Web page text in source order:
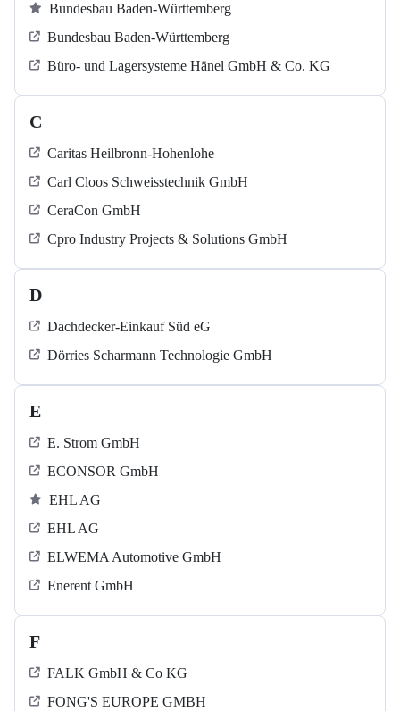
Bundesbau Baden-Württemberg
Bundesbau Baden-Württemberg
Büro- und Lagersysteme Hänel GmbH & Co. KG
C
Caritas Heilbronn-Hohenlohe
Carl Cloos Schweisstechnik GmbH
CeraCon GmbH
Cpro Industry Projects & Solutions GmbH
D
Dachdecker-Einkauf Süd eG
Dörries Scharmann Technologie GmbH
E
E. Strom GmbH
ECONSOR GmbH
EHL AG
EHL AG
ELWEMA Automotive GmbH
Enerent GmbH
F
FALK GmbH & Co KG
FONG'S EUROPE GMBH